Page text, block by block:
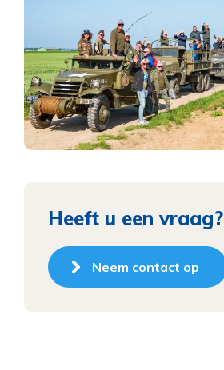
Heeft u een vraag?
Neem contact op